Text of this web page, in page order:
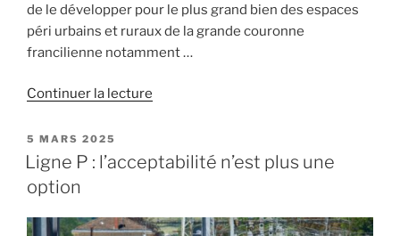
de le développer pour le plus grand bien des espaces
péri urbains et ruraux de la grande couronne
francilienne notamment …
Continuer la lecture
un
PUBLIÉ
LE
5 MARS 2025
Ligne P : l’acceptabilité n’est plus une
option